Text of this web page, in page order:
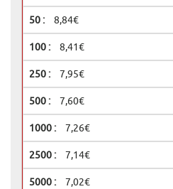
8,84€
8,41€
7,95€
7,60€
7,26€
7,14€
7,02€